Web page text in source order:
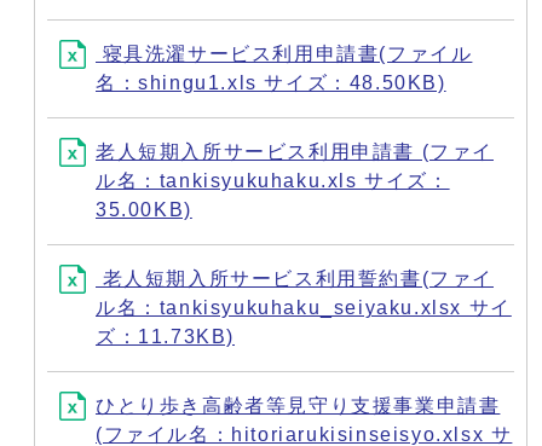
寝具洗濯サービス利用申請書(ファイル
名：shingu1.xls サイズ：48.50KB)
老人短期入所サービス利用申請書 (ファイ
ル名：tankisyukuhaku.xls サイズ：
35.00KB)
老人短期入所サービス利用誓約書(ファイ
ル名：tankisyukuhaku_seiyaku.xlsx サイ
ズ：11.73KB)
ひとり歩き高齢者等見守り支援事業申請書
(ファイル名：hitoriarukisinseisyo.xlsx サ